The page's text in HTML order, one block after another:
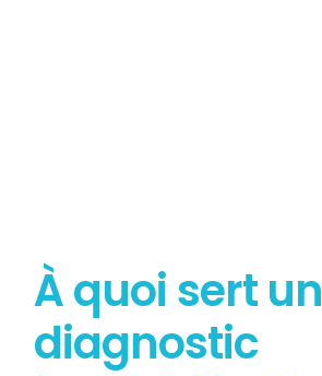
À quoi sert un
diagnostic